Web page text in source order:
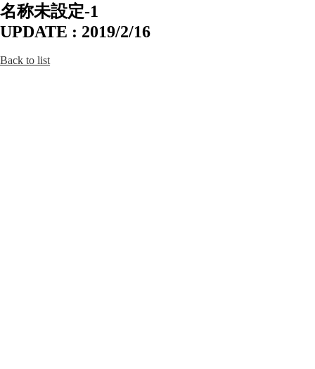
名称未設定-1
UPDATE : 2019/2/16
Back to list